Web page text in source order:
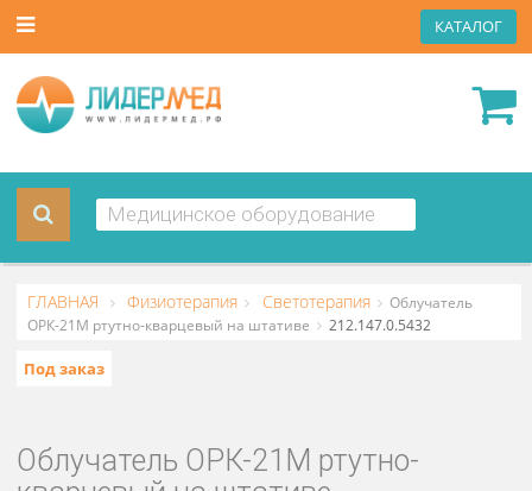
ГЛАВНАЯ Физиотерапия Светотерапия
ОРК-21М ртутно-кварцевый на штативе